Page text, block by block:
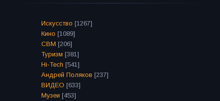
Искусство [1267]
Кино [1089]
СВМ [206]
Туризм [381]
Hi-Tech [541]
Андрей Поляков [237]
ВИДЕО [633]
Музеи [453]